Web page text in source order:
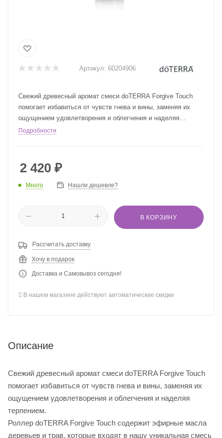
Артикул: 60204906
Свежий древесный аромат смеси doTERRA Forgive Touch
помогает избавиться от чувств гнева и вины, заменяя их
ощущением удовлетворения и облегчения и наделяя
терпением.
Подробности
2 420 ₽
Много Нашли дешевле?
В КОРЗИНУ
Рассчитать доставку
Хочу в подарок
Доставка и Самовывоз сегодня!
В нашем магазине действуют автоматические скидки
Описание
Свежий древесный аромат смеси doTERRA Forgive Touch
помогает избавиться от чувств гнева и вины, заменяя их
ощущением удовлетворения и облегчения и наделяя
терпением.
Роллер doTERRA Forgive Touch содержит эфирные масла
деревьев и трав, которые входят в нашу уникальная смесь